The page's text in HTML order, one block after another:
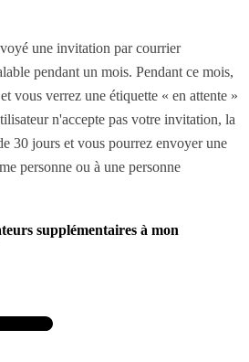
une invitation par courrier
pendant un mois. Pendant ce mois,
vous verrez une étiquette « en attente »
n'accepte pas votre invitation, la
30 jours et vous pourrez envoyer une
personne ou à une personne
supplémentaires à mon